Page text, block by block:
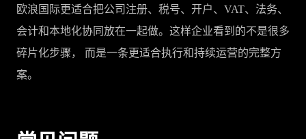
欧浪国际更适合把公司注册、税号、开户、VAT、法务、
会计和本地化协同放在一起做。这样企业看到的不是很多
碎片化步骤， 而是一条更适合执行和持续运营的完整方
案。